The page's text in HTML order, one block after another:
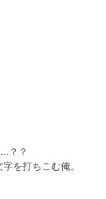
？？
を打ちこむ俺。